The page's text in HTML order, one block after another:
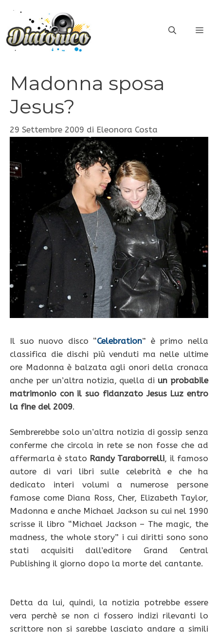
contenuto
Madonna sposa
Jesus?
29 Settembre 2009 di Eleonora Costa
Il suo nuovo disco “Celebration” è primo nella
classifica die dischi più venduti ma nelle ultime
ore Madonna è balzata agli onori della cronaca
anche per un’altra notizia, quella di un probabile
matrimonio con il suo fidanzato Jesus Luz entro
la fine del 2009.
Sembrerebbe solo un’altra notizia di gossip senza
conferme che circola in rete se non fosse che ad
affermarla è stato Randy Taraborrelli, il famoso
autore di vari libri sulle celebrità e che ha
dedicato interi volumi a numerose persone
famose come Diana Ross, Cher, Elizabeth Taylor,
Madonna e anche Michael Jackson su cui nel 1990
scrisse il libro “Michael Jackson – The magic, the
madness, the whole story” i cui diritti sono sono
stati acquisiti dall’editore Grand Central
Publishing il giorno dopo la morte del cantante.
Detta da lui, quindi, la notizia potrebbe essere
vera perchè se non ci fossero indizi rilevanti lo
scrittore non si sarebbe lasciato andare a simili